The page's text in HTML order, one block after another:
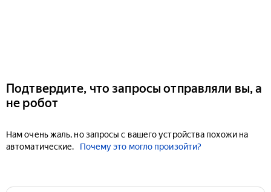
Подтвердите, что запросы отправляли вы, а
не робот
Нам очень жаль, но запросы с вашего устройства похожи на
автоматические.
Почему это могло произойти?